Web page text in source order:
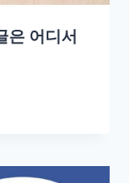
은 어디서